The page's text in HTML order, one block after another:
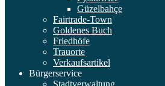
Güzelbahçe
Fairtrade-Town
Goldenes Buch
Friedhöfe
Trauorte
Verkaufsartikel
Bürgerservice
Stadtverwaltung